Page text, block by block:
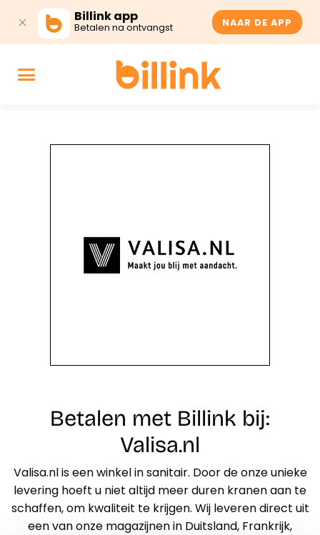
Billink app
Betalen na ontvangst NAAR DE APP
Betalen met Billink bij:
Valisa.nl
Valisa.nl is een winkel in sanitair. Door de onze unieke
levering hoeft u niet altijd meer duren kranen aan te
schaffen, om kwaliteit te krijgen. Wij leveren direct uit
een van onze magazijnen in Duitsland, Frankrijk,